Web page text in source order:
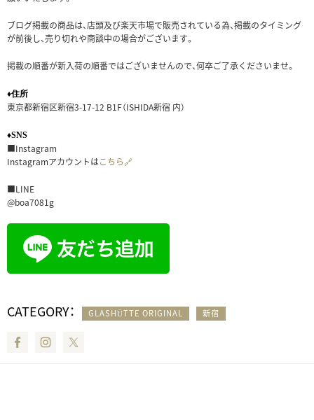
ブログ掲載の商品は、店頭及び楽天市場で販売されている為、掲載のタイミング
が前後し、売り切れや商談中の場合がございます。
掲載の順番が新入荷の順番ではございませんので、何卒ご了承くださいませ。
♦住所
東京都新宿区新宿3-17-12 B1F（ISHIDA新宿 内）
♦SNS
■Instagram
Instagramアカウントはこちら🔗
■LINE
@boa7081g
CATEGORY： GLASHÜTTE ORIGINAL 新宿
FacebookInstagram